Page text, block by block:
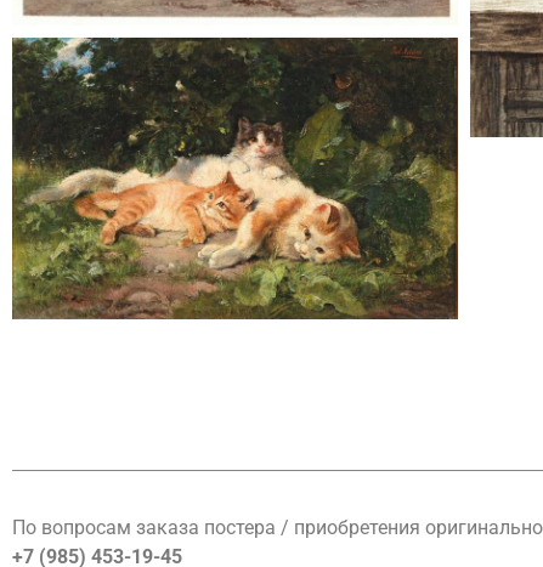
По вопросам заказа постера / приобретения
+7 (985) 453-19-45